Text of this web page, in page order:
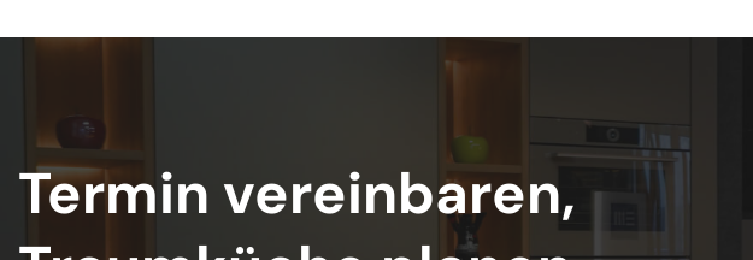
Termin vereinbaren,